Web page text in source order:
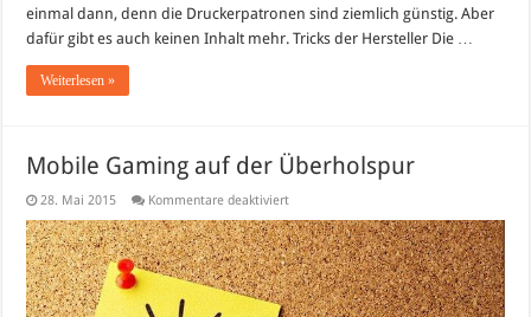
einmal dann, denn die Druckerpatronen sind ziemlich günstig. Aber
dafür gibt es auch keinen Inhalt mehr. Tricks der Hersteller Die …
Weiterlesen »
Mobile Gaming auf der Überholspur
28. Mai 2015 Kommentare deaktiviertfür
Gaming
auf
der
Überholspur